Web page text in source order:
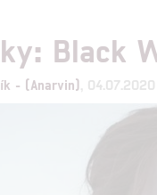
Black
- (Anarvin) ,